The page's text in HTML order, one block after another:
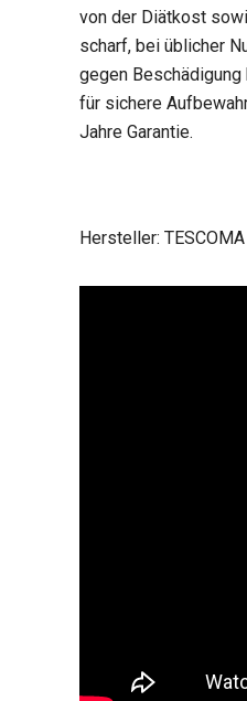
von der Diätkost
scharf, bei üblicher
gegen
für sichere
Jahre Garantie.
Hersteller: